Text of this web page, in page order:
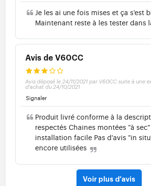
Je les ai une fois mises et ça s'est
Maintenant reste à les tester dans
Avis de V60CC
Avis déposé le 24/11/2021 par V60CC suite à une
d'achat du 24/10/2021
Signaler
Produit livré conforme à la
respectés Chaines montées "à sec"
installation facile Pas d'avis "in
encore utilisées
Voir plus d'avis